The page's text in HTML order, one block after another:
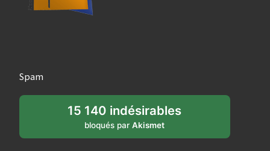
Spam
15 140 indésirables
bloqués parAkismet